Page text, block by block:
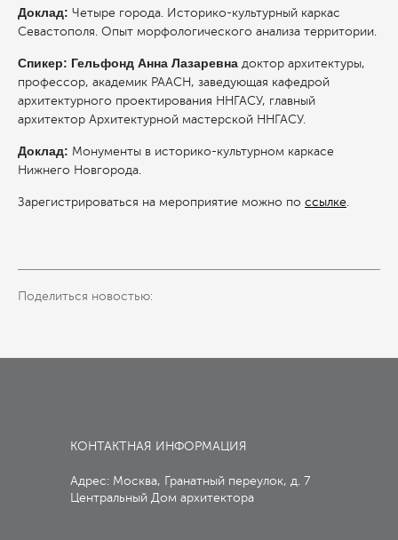
Доклад: Четыре города. Историко-культурный каркас
Севастополя. Опыт морфологического анализа территории.
Спикер: Гельфонд Анна Лазаревна доктор архитектуры,
профессор, академик РААСН, заведующая кафедрой
архитектурного проектирования ННГАСУ, главный
архитектор Архитектурной мастерской ННГАСУ.
Доклад: Монументы в историко-культурном каркасе
Нижнего Новгорода.
Зарегистрироваться на мероприятие можно по ссылке
Поделиться новостью:
КОНТАКТНАЯ ИНФОРМАЦИЯ
Адрес: Москва, Гранатный переулок, д. 7
Центральный Дом архитектора